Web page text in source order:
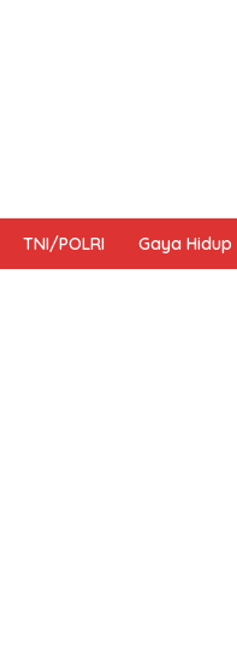
TNI/POLRI Gaya Hidup